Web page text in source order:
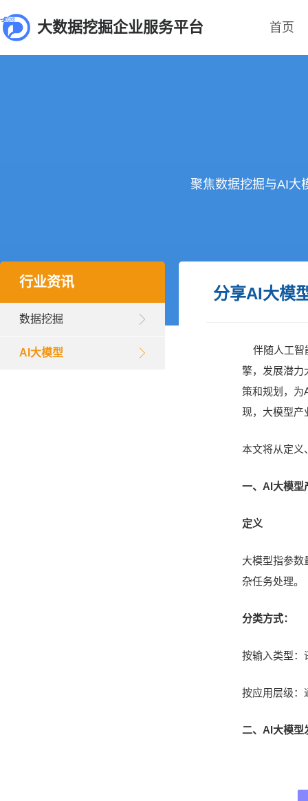
大数据挖掘企业服务平台 首页
聚焦数据挖掘与AI大
分享AI大模
伴随人工智
擎，发展潜力
策和规划，为
现，大模型产
本文将从定义
一、AI大模型
定义
大模型指参数
杂任务处理。
分类方式：
按输入类型：
按应用层级：
二、AI大模型
行业资讯
数据挖掘
AI大模型